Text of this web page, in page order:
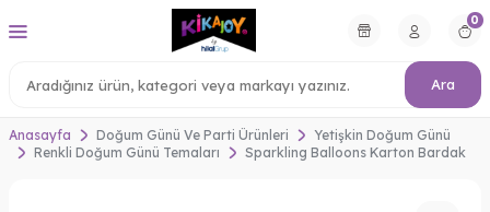
Ara
0
Anasayfa Doğum Günü Ve Parti Ürünleri
Yetişkin Doğum Günü
Renkli Doğum Günü Temaları
Sparkling Balloons Karton Bardak